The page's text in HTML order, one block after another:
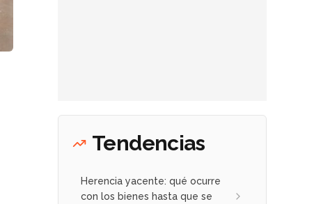
Tendencias
Herencia yacente: qué ocurre
con los bienes hasta que se